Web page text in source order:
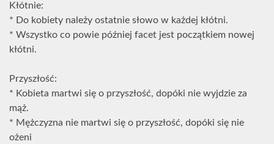
Kłótnie:
* Do kobiety należy ostatnie słowo w każdej kłótni.
* Wszystko co powie później facet jest początkiem nowej
kłótni.
Przyszłość:
* Kobieta martwi się o przyszłość, dopóki nie wyjdzie za
mąż.
* Mężczyzna nie martwi się o przyszłość, dopóki się nie
ożeni